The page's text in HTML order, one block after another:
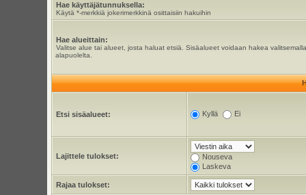
Hae käyttäjätunnuksella:
Käytä *-merkkiä jokerimerkkinä osittaisiin hakuihin
Hae alueittain:
Valitse alue tai alueet, josta haluat etsiä. Sisäalueet voidaan hakea
alapuolelta.
Etsi sisäalueet: Kyllä Ei
Lajittele tulokset:
Nouseva
Laskeva
Rajaa tulokset: